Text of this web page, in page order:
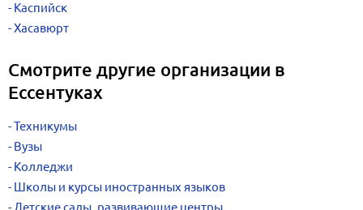
Каспийск
Хасавюрт
Смотрите другие организации в
Ессентуках
Техникумы
Вузы
Колледжи
Школы и курсы иностранных языков
Детские сады, развивающие центры